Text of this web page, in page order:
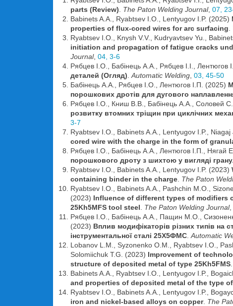
parts (Review)
The Paton Welding Journal, 07,
Babinets A.A., Ryabtsev I.O., Lentyugov I.P. (2025)
properties of flux-cored wires for arc surfacing
Ryabtsev I.O., Knysh V.V., Kudryavtsev Yu.,
initiation and propagation of fatigue cracks
Journal, 04, 3-6
Рябцев І.О., Бабінець А.А., Рябцев І.І., Лентюгов
деталей (Огляд) Automatic Welding 03, 45-50
Бабінець А.А., Рябцев І.О., Лентюгов І.П. (2025)
порошкових дротів для дугового
Рябцев І.О., Книш В.В., Бабінець А.А., Соловей
розвитку втомних тріщин при циклічних
3-7
Ryabtsev I.O., Babinets A.A., Lentyugov I.P.,
cored wire with the charge in the form of
Рябцев І.О., Бабінець А.А., Лентюгов І.П., Нягай
порошкового дроту з шихтою у вигляді
Ryabtsev I.O., Babinets A.A., Lentyugov I.P. (2023)
containing binder in the charge The Paton
Ryabtsev I.O., Babinets A.A., Pashchin M.O.,
(2023) Influence of different types of modifiers
25Kh5MFS tool steel
The Paton Welding Journal,
Рябцев І.О., Бабінець А.А., Пащин М.О.,
(2023) Вплив модифікаторів різних типів на
інструментальної сталі 25Х5ФМС Automatic
Lobanov L.M., Syzonenko O.M., Ryabtsev I.O.,
Solomiichuk T.G. (2023) Improvement of
structure of deposited metal of type 25Kh5FMS
Babinets A.A., Ryabtsev I.O., Lentyugov I.P.,
and properties of deposited metal of the type
Ryabtsev I.O., Babinets A.A., Lentyugov I.P.,
iron and nickel-based alloys on copper. The